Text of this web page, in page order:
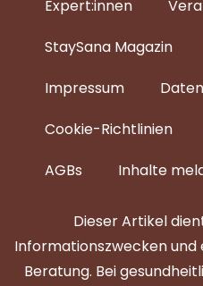
Expert:innen
StaySana Magazin​
Impressum
Cookie-Richtlinien
AGBs
Inhalte
Dieser Artikel
Informationszwecken
Beratung. Bei